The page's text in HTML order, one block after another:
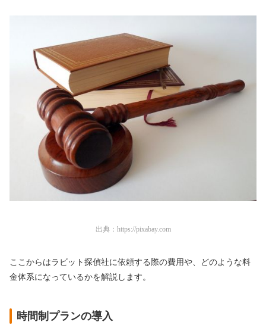
出典： https://pixabay.com
ここからはラビット探偵社に依頼する際の費用や、どのような料
金体系になっているかを解説します。
時間制プランの導入